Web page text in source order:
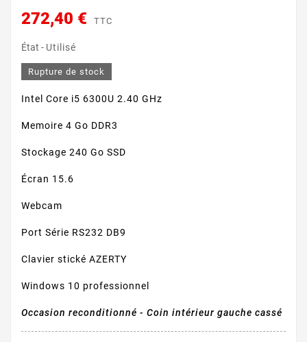
272,40 € TTC
État - Utilisé
Rupture de stock
Intel Core i5 6300U 2.40 GHz
Memoire 4 Go DDR3
Stockage 240 Go SSD
Écran 15.6
Webcam
Port Série RS232 DB9
Clavier stické AZERTY
Windows 10 professionnel
Occasion reconditionné - Coin intérieur gauche cassé